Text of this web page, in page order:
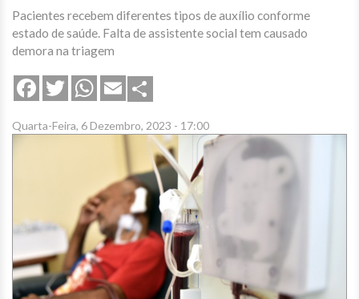
Pacientes recebem diferentes tipos de auxílio conforme
estado de saúde. Falta de assistente social tem causado
demora na triagem
FacebookTwitterWhatsApp
Email
Quarta-Feira, 6 Dezembro, 2023 - 17:00